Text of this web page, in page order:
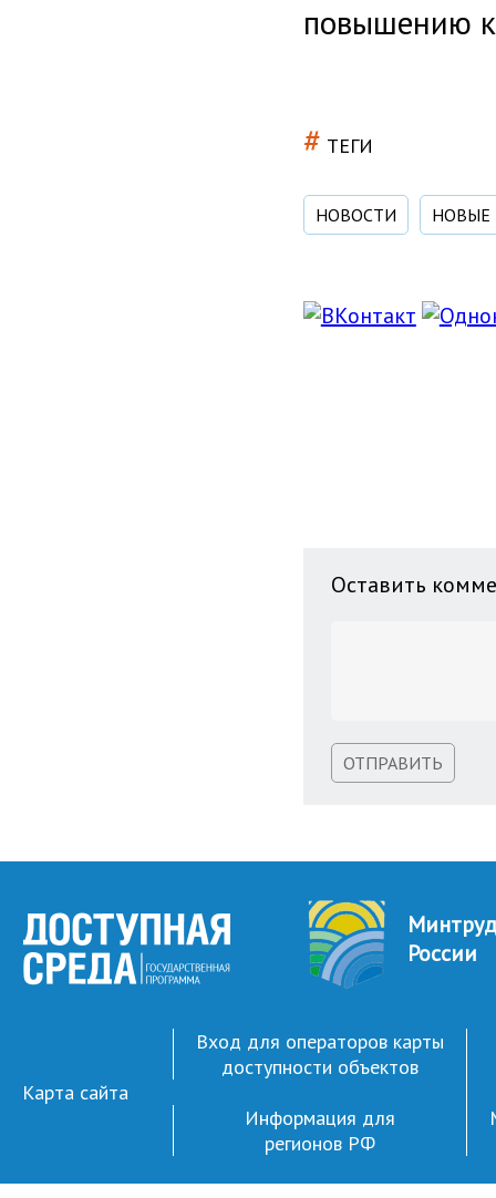
повышению
# ТЕГИ
НОВОСТИ НОВЫЕ
Оставить
ОТПРАВИТЬ
Минтруд
России
Карта сайта
Вход для операторов карты
доступности объектов
Информация для
регионов РФ